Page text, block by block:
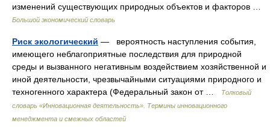
изменений существующих природных объектов и факторов …
Большой экономический словарь
Риск экологический — вероятность наступления события,
имеющего неблагоприятные последствия для природной
среды и вызванного негативным воздействием хозяйственной и
иной деятельности, чрезвычайными ситуациями природного и
техногенного характера (Федеральный закон от …
Толковый
словарь «Инновационная деятельность». Термины инновационного
менеджмента и смежных областей